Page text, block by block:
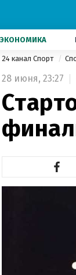
ЭКОНОМИКА
24 канал Спорт
28 июня, 23:27